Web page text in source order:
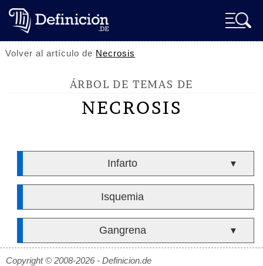
Volver al artículo de Necrosis
ÁRBOL DE TEMAS DE
NECROSIS
Infarto ▼
Isquemia
Gangrena ▼
Copyright © 2008-2026 - Definicion.de